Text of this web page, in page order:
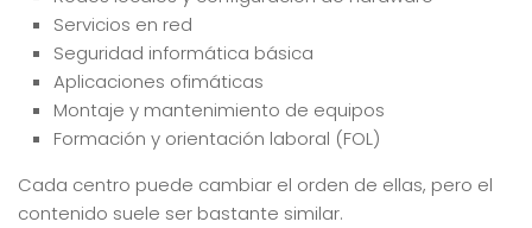
Servicios en red
Seguridad informática básica
Aplicaciones ofimáticas
Montaje y mantenimiento de equipos
Formación y orientación laboral (FOL)
Cada centro puede cambiar el orden de ellas, pero el
contenido suele ser bastante similar.